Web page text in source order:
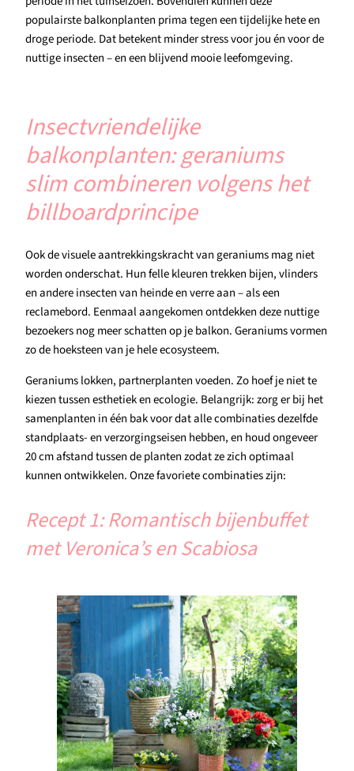
populairste balkonplanten prima tegen een tijdelijke hete en
droge periode. Dat betekent minder stress voor jou én voor de
nuttige insecten – en een blijvend mooie leefomgeving.
Insectvriendelijke
balkonplanten: geraniums
slim combineren volgens het
billboardprincipe
Ook de visuele aantrekkingskracht van geraniums mag niet
worden onderschat. Hun felle kleuren trekken bijen, vlinders
en andere insecten van heinde en verre aan – als een
reclamebord. Eenmaal aangekomen ontdekken deze nuttige
bezoekers nog meer schatten op je balkon. Geraniums vormen
zo de hoeksteen van je hele ecosysteem.
Geraniums lokken, partnerplanten voeden. Zo hoef je niet te
kiezen tussen esthetiek en ecologie. Belangrijk: zorg er bij het
samenplanten in één bak voor dat alle combinaties dezelfde
standplaats- en verzorgingseisen hebben, en houd ongeveer
20 cm afstand tussen de planten zodat ze zich optimaal
kunnen ontwikkelen. Onze favoriete combinaties zijn:
Recept 1: Romantisch bijenbuffet
met Veronica’s en Scabiosa